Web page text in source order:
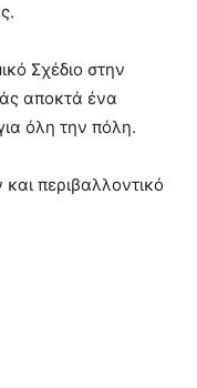
Σχέδιο στην
αποκτά ένα
όλη την πόλη.
περιβαλλοντικό